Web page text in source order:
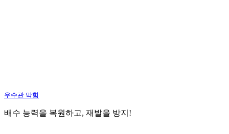
우수관 막힘
배수 능력을 복원하고, 재발을 방지!